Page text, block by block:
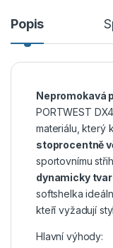
Popis
Nepromokavá
PORTWEST
materiálu, který
stoprocentně
sportovnímu
dynamicky
softshelka
kteří vyžadují
Hlavní výhody: